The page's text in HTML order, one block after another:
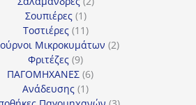
Σουπιέρες 11
προϊόν
Τοστιέρες 1111
προϊόντα
Μικροκυμάτων 22
Φριτέζες 99
προϊόντα
ΠΑΓΟΜΗΧΑΝΕΣ 66
Ανάδευσης 11